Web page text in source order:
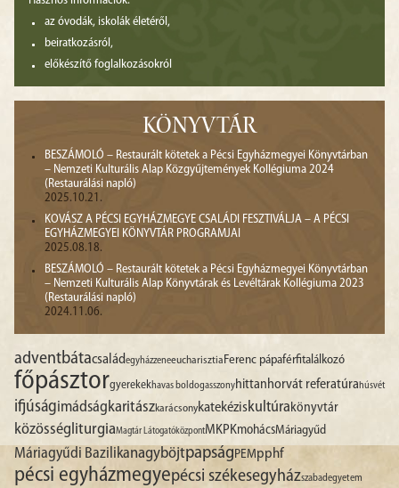
az óvodák, iskolák életéről,
beiratkozásról,
előkészítő foglalkozásokról
KÖNYVTÁR
BESZÁMOLÓ – Restaurált kötetek a Pécsi Egyházmegyei Könyvtárban
– Nemzeti Kulturális Alap Közgyűjtemények Kollégiuma 2024
(Restaurálási napló)
2025.10.21.
KOVÁSZ A PÉCSI EGYHÁZMEGYE CSALÁDI FESZTIVÁLJA – A PÉCSI
EGYHÁZMEGYEI KÖNYVTÁR PROGRAMJAI
2025.08.18.
BESZÁMOLÓ – Restaurált kötetek a Pécsi Egyházmegyei Könyvtárban
– Nemzeti Kulturális Alap Könyvtárak és Levéltárak Kollégiuma 2023
(Restaurálási napló)
2024.11.06.
adventbátacsaládegyházzeneeucharisztiaFerenc pápaférfitalálkozó
főpásztorgyerekekhavas boldogasszonyhittanhorvát referatúrahúsvét
ifjúságimádságkaritászkarácsonykatekéziskultúrakönyvtár
közösségliturgiaMagtár LátogatóközpontMKPKmohácsMáriagyűd
Máriagyűdi BazilikanagyböjtpapságPEMpphf
pécsi egyházmegyepécsi székesegyházszabadegyetem